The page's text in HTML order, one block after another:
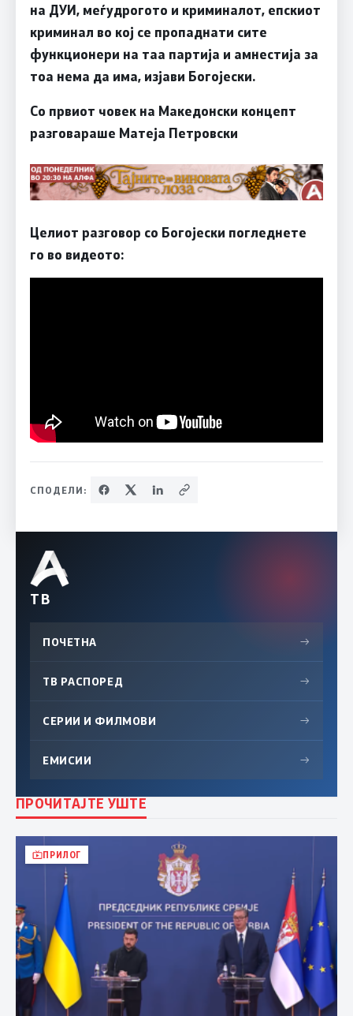
на ДУИ, меѓудрогото и криминалот, епскиот
криминал во кој се пропаднати сите
функционери на таа партија и амнестија за
тоа нема да има, изјави Богојески.
Со првиот човек на Македонски концепт
разговараше Матеја Петровски
Целиот разговор со Богојески погледнете
го во видеото:
СПОДЕЛИ:
ТВ
ПОЧЕТНА →
ТВ РАСПОРЕД →
СЕРИИ И ФИЛМОВИ →
ЕМИСИИ →
ПРОЧИТАЈТЕ УШТЕ
ПРИЛОГ